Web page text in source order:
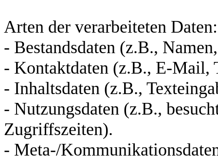
Arten der verarbeiteten Daten:
- Bestandsdaten (z.B.,
- Kontaktdaten (z.B., E-Mail,
- Inhaltsdaten (z.B.,
- Nutzungsdaten (z.B.,
Zugriffszeiten).
- Meta-/